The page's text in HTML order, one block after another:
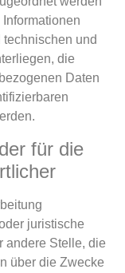
und
die
Daten
für die
juristische
andere Stelle, die
über die Zwecke